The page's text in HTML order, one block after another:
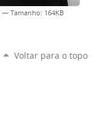
— Tamanho: 164KB
Voltar para o topo